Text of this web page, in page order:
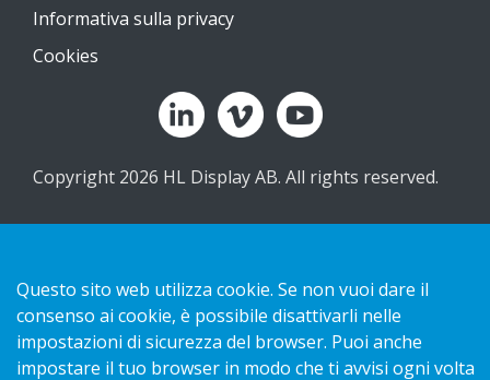
Informativa sulla privacy
Cookies
Copyright 2026 HL Display AB. All rights reserved.
Questo sito web utilizza cookie. Se non vuoi dare il
consenso ai cookie, è possibile disattivarli nelle
impostazioni di sicurezza del browser. Puoi anche
impostare il tuo browser in modo che ti avvisi ogni volta